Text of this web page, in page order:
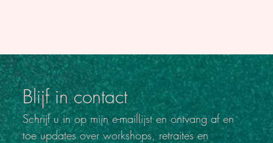
Blijf in contact
Schrijf u in op mijn e-maillijst en ontvang af en
toe updates over workshops, retraites en